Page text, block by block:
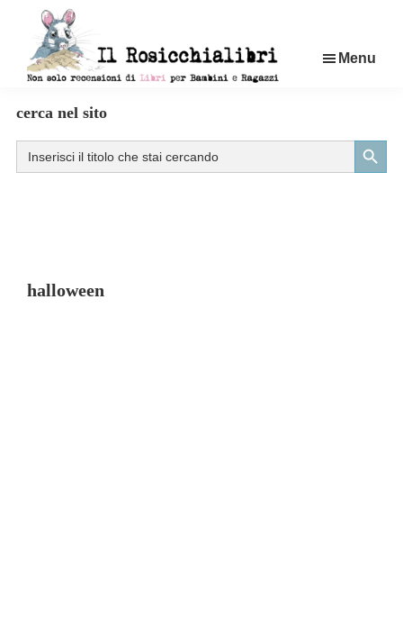
contenuto
di
libri
per
Menu
cerca nel sito
Search
for:
Search Button
halloween